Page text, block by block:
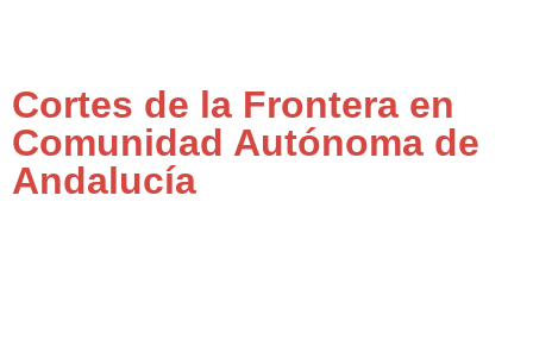
Cortes de la Frontera en
Comunidad Autónoma de
Andalucía